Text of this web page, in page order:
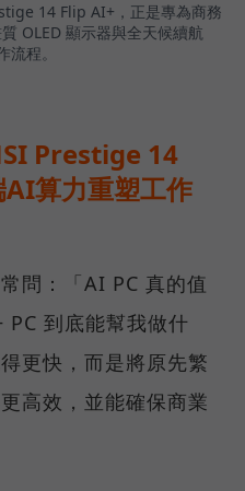
14 Flip AI+，正是專為商務
OLED 顯示器與全天候續航
程。
Prestige 14
算力重塑工作
問：「AI PC 真的值
到底能幫我做什
更快，而是將原先繁
高效，並能確保商業